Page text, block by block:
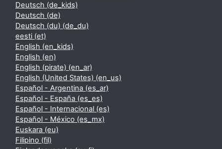
Deutsch ‎(de_kids)‎
Deutsch ‎(de)‎
Deutsch (du) ‎(de_du)‎
eesti ‎(et)‎
English ‎(en_kids)‎
English ‎(en)‎
English (pirate) ‎(en_ar)‎
English (United States) ‎(en_us)‎
Español - Argentina ‎(es_ar)‎
Español - España ‎(es_es)‎
Español - Internacional ‎(es)‎
Español - México ‎(es_mx)‎
Euskara ‎(eu)‎
Filipino ‎(fil)‎